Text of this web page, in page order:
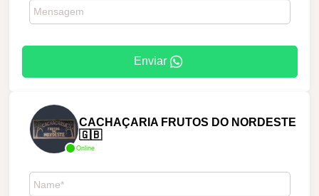
Enviar
Online
CACHAÇARIA FRUTOS DO NORDESTE
🇬🇧